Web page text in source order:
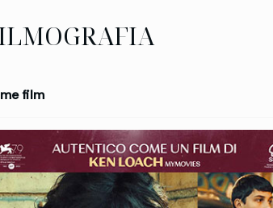
film